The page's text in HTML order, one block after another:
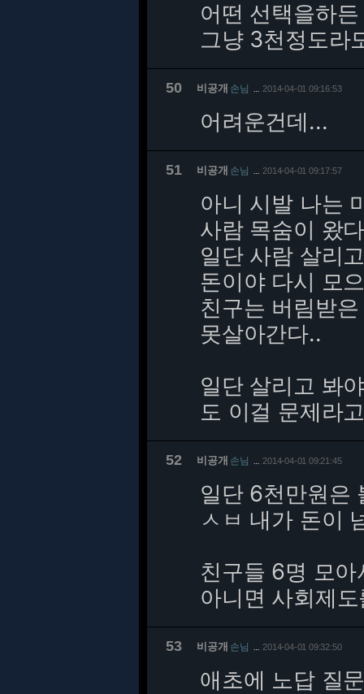
어떤 선택을하
그냥 3천정도라
50 비공개 손님 2014-04-01 09:16:53
어려운건데...
51 비공개 손님 2014-04-01 09:17:57
아니 시발 나는
사람 목숨이 왔
일단 사람 살리
돈이야 다시 모
친구는 버림받
못살아간다..
일단 살리고 봐
도 이걸 문제라
52 비공개 손님 2014-04-01 09:21:45
일단 6천만원은
ㅅㅂ 내가 돈이
친구들 6명 모
아니면 사회제
53 비공개 손님 2014-04-01 09:32:50
애초에 노답 질